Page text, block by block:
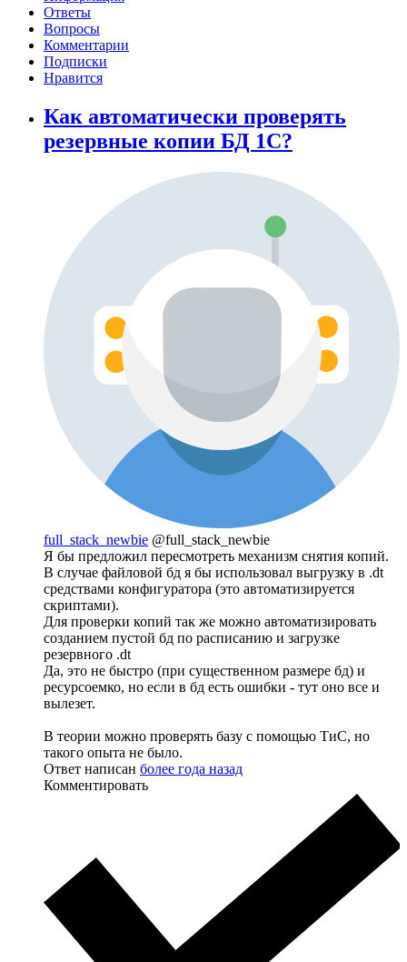
Ответы
Вопросы
Комментарии
Подписки
Нравится
Как автоматически проверять
резервные копии БД 1С?
full_stack_newbie @full_stack_newbie
Я бы предложил пересмотреть механизм снятия копий.
В случае файловой бд я бы использовал выгрузку в .dt
средствами конфигуратора (это автоматизируется
скриптами).
Для проверки копий так же можно автоматизировать
созданием пустой бд по расписанию и загрузке
резервного .dt
Да, это не быстро (при существенном размере бд) и
ресурсоемко, но если в бд есть ошибки - тут оно все и
вылезет.
В теории можно проверять базу с помощью ТиС, но
такого опыта не было.
Ответ написан более года назад
Комментировать